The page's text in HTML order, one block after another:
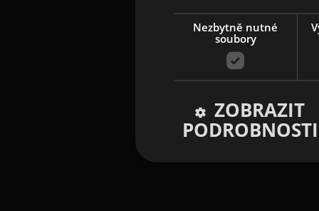
Nezbytně nutné
soubory
ZOBRAZIT
PODROBNOSTI